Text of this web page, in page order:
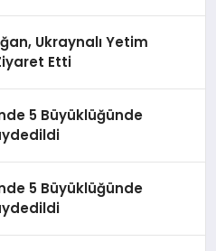
Ukraynalı Yetim
Etti
5 Büyüklüğünde
5 Büyüklüğünde